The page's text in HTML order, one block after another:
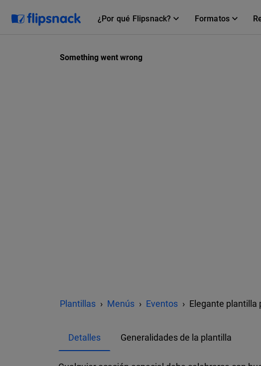
¿Por qué Flipsnack? Formatos
Plantillas Menús Eventos Elegante plantilla
Detalles Generalidades de la plantilla